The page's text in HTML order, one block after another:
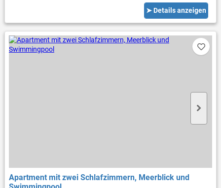
➤ Details anzeigen
Apartment mit zwei Schlafzimmern, Meerblick und